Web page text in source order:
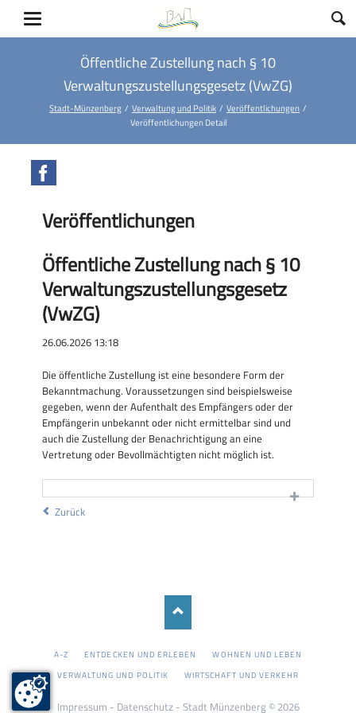
Öffentliche Zustellung nach § 10
Verwaltungszustellungsgesetz (VwZG)
Stadt-Münzenberg Verwaltung und Politik
Veröffentlichungen
Veröffentlichungen Detail
Veröffentlichungen
Öffentliche Zustellung nach § 10
Verwaltungszustellungsgesetz
(VwZG)
26.06.2026 13:18
Die öffentliche Zustellung ist eine besondere Form der
Bekanntmachung. Voraussetzungen sind beispielsweise
gegeben, wenn der Aufenthalt des Empfängers oder der
Empfängerin unbekannt oder nicht ermittelbar sind und
auch die Zustellung der Benachrichtigung an eine
Vertretung oder Bevollmächtigten nicht möglich ist.
Zurück
NAVIGATION
ÜBERSPRINGEN
A-Z ENTDECKEN UND ERLEBEN
WOHNEN UND LEBEN
VERWALTUNG UND POLITIK
WIRTSCHAFT UND VERKEHR
Impressum - Datenschutz- Stadt Münzenberg © 2026